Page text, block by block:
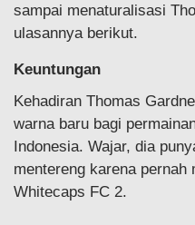
sampai menaturalisasi
ulasannya berikut.
Keuntungan
Kehadiran Thomas
warna baru bagi
Indonesia. Wajar, dia
mentereng karena pernah
Whitecaps FC 2.